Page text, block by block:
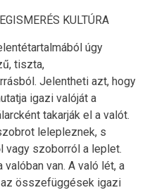
KULTÚRA
úgy
tiszta,
Jelentheti azt, hogy
igazi valóját a
takarják el a valót.
lelepleznek, s
vagy szoborról a leplet.
van. A való lét, a
összefüggések igazi